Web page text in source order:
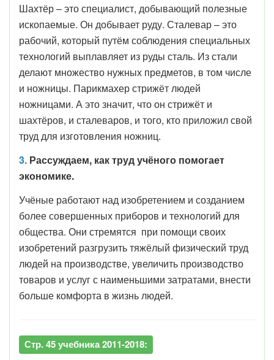
Шахтёр – это специалист, добывающий полезные
ископаемые. Он добывает руду. Сталевар – это
рабочий, который путём соблюдения специальных
технологий выплавляет из руды сталь. Из стали
делают множество нужных предметов, в том числе
и ножницы. Парикмахер стрижёт людей
ножницами. А это значит, что он стрижёт и
шахтёров, и сталеваров, и того, кто приложил свой
труд для изготовления ножниц.
3. Рассуждаем, как труд учёного помогает
экономике.
Учёные работают над изобретением и созданием
более совершенных приборов и технологий для
общества. Они стремятся при помощи своих
изобретений разгрузить тяжёлый физический труд
людей на производстве, увеличить производство
товаров и услуг с наименьшими затратами, внести
больше комфорта в жизнь людей.
Стр. 45 учебника 2011-2018: